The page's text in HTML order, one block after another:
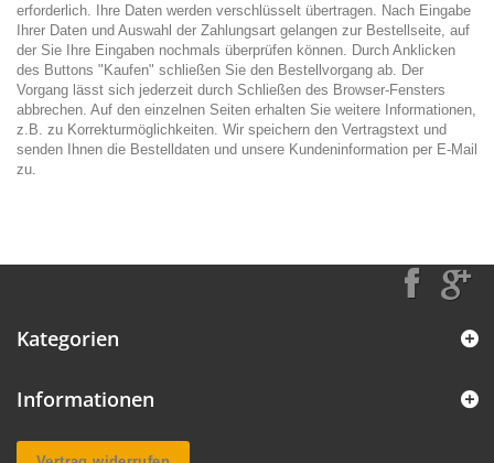
erforderlich. Ihre Daten werden verschlüsselt übertragen. Nach Eingabe
Ihrer Daten und Auswahl der Zahlungsart gelangen zur Bestellseite, auf
der Sie Ihre Eingaben nochmals überprüfen können. Durch Anklicken
des Buttons "Kaufen" schließen Sie den Bestellvorgang ab. Der
Vorgang lässt sich jederzeit durch Schließen des Browser-Fensters
abbrechen. Auf den einzelnen Seiten erhalten Sie weitere Informationen,
z.B. zu Korrekturmöglichkeiten. Wir speichern den Vertragstext und
senden Ihnen die Bestelldaten und unsere Kundeninformation per E-Mail
zu.
Kategorien
Informationen